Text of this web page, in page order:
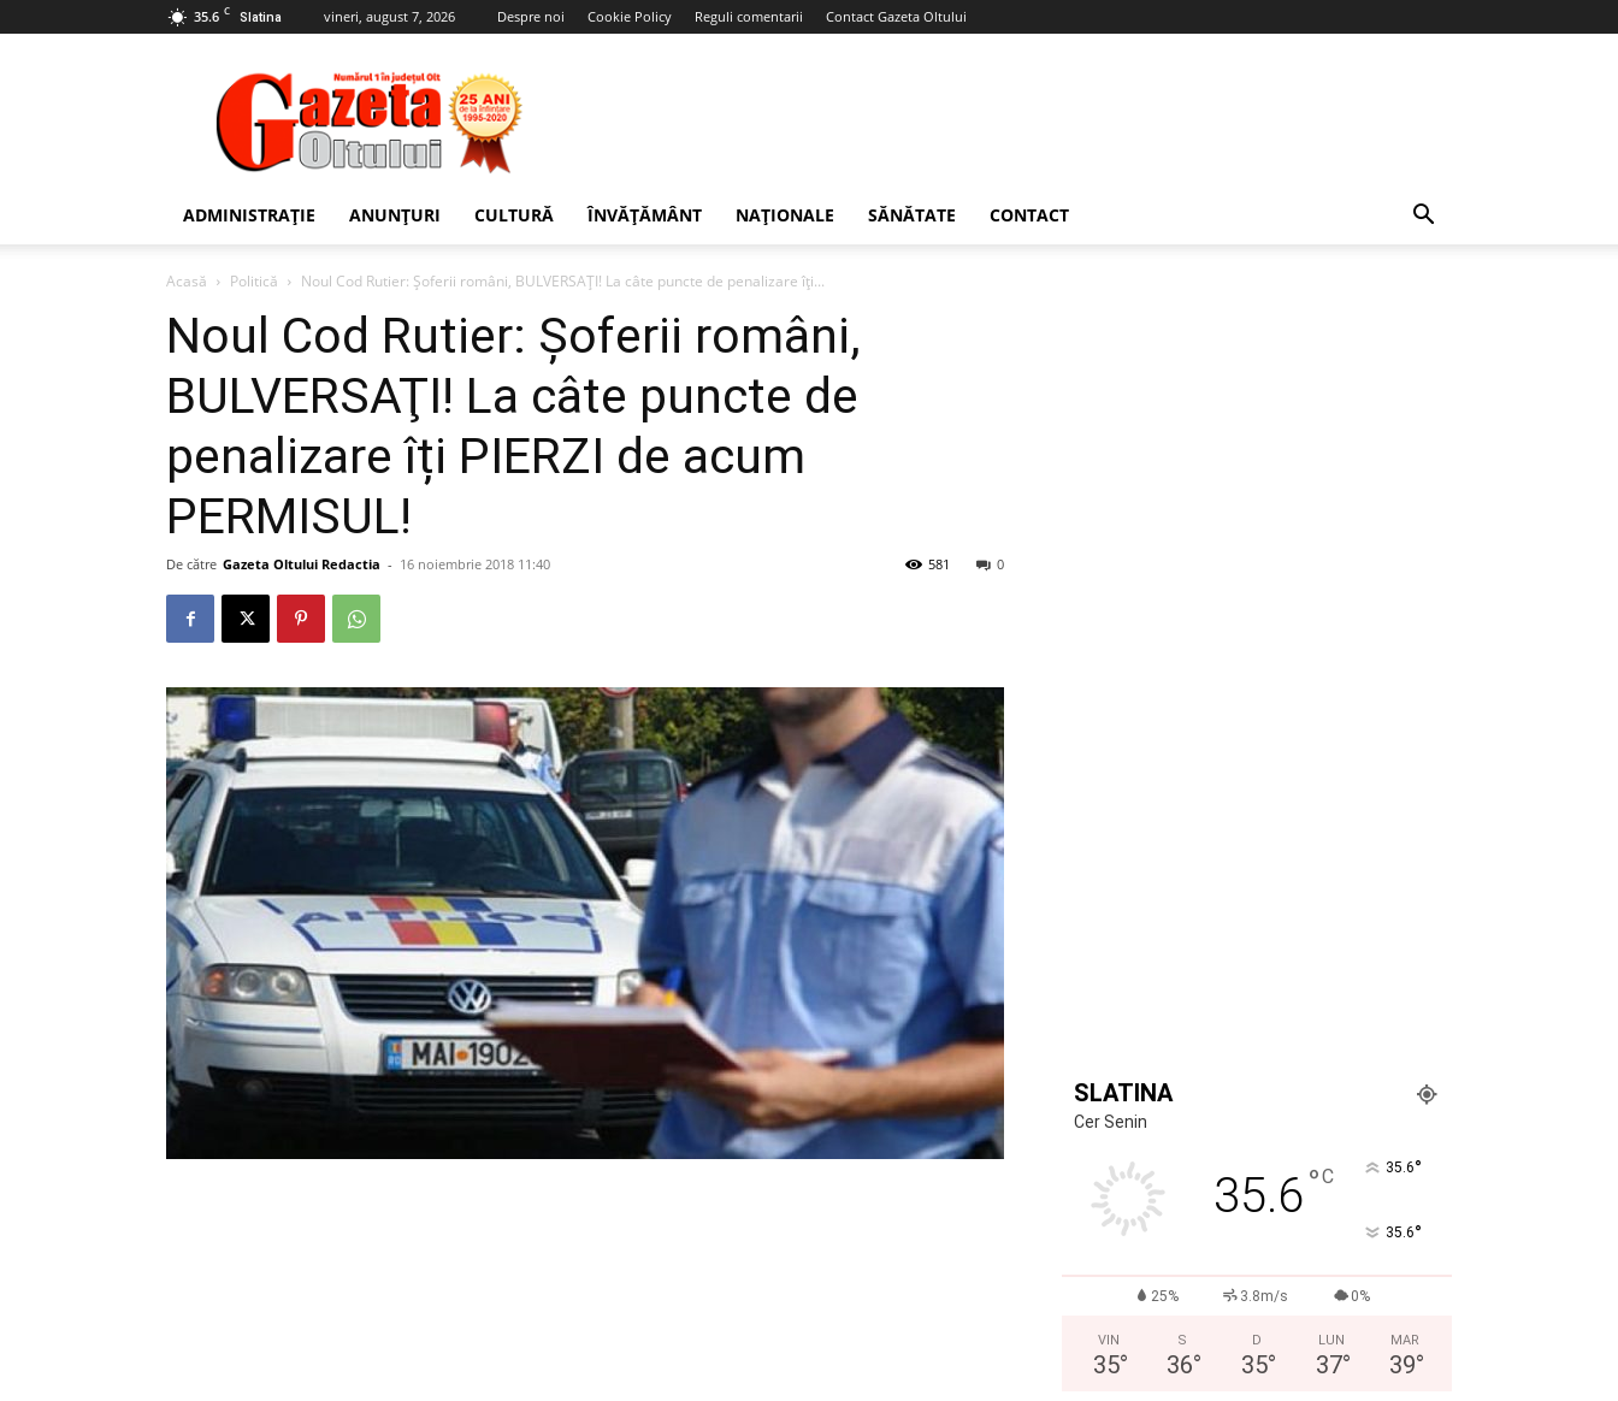
35.6 C Slatina vineri, august 7, 2026 Despre noi Cookie Policy Reguli comentarii Contact Gazeta Oltului
Gazeta
Oltului
ADMINISTRAȚIE ANUNȚURI CULTURĂ ÎNVĂȚĂMÂNT NAȚIONALE SĂNĂTATE CONTACT
Acasă Politică Noul Cod Rutier: Șoferii români, BULVERSAŢI! La câte puncte de penalizare îți...
Noul Cod Rutier: Șoferii români,
BULVERSAŢI! La câte puncte de
penalizare îți PIERZI de acum
PERMISUL!
De către Gazeta Oltului Redactia - 16 noiembrie 2018 11:40 0
581
SLATINA
Cer Senin
35.6°C 35.6°
35.6°
25% 3.8m/s 0%
VIN
35°
S
36°
D
35°
LUN
37°
MAR
39°